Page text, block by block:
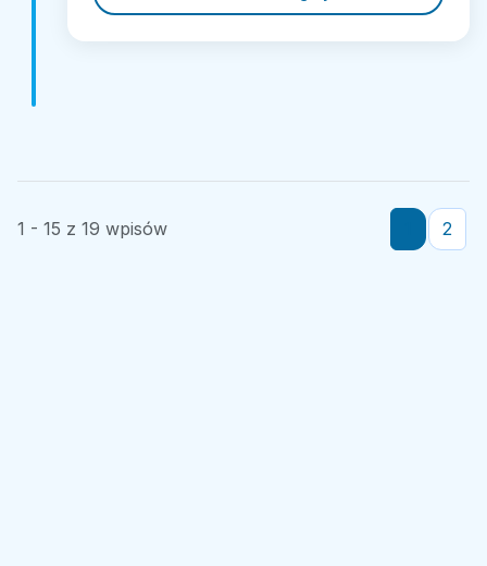
1 - 15 z 19 wpisów 2